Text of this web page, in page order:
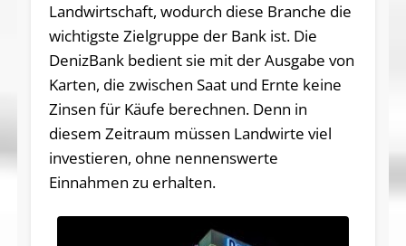
Landwirtschaft, wodurch diese Branche die
wichtigste Zielgruppe der Bank ist. Die
DenizBank bedient sie mit der Ausgabe von
Karten, die zwischen Saat und Ernte keine
Zinsen für Käufe berechnen. Denn in
diesem Zeitraum müssen Landwirte viel
investieren, ohne nennenswerte
Einnahmen zu erhalten.